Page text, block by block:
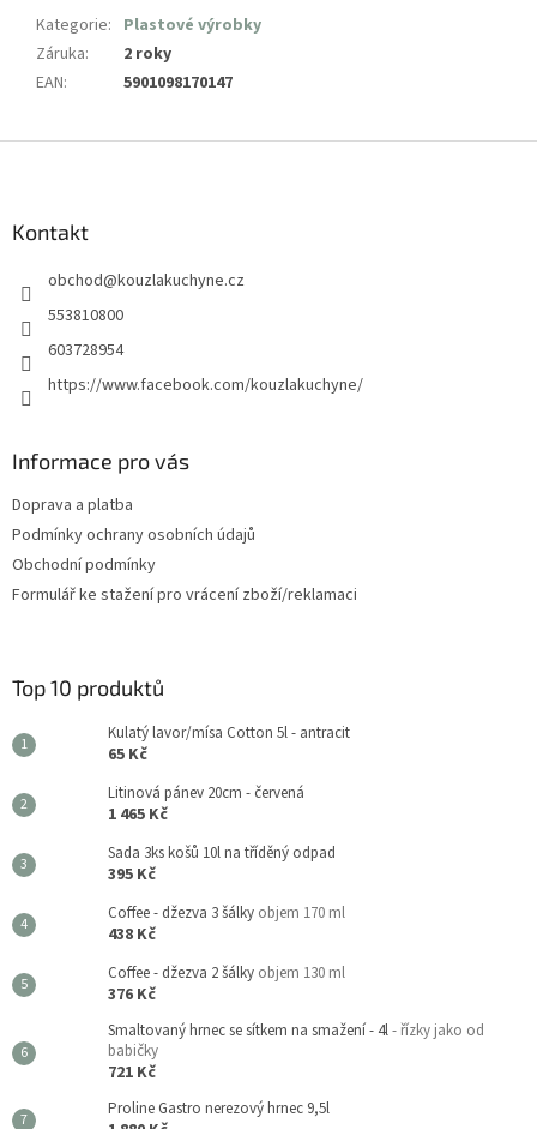
Kategorie: Plastové výrobky
Záruka:
2 roky
EAN: 5901098170147
Kontakt
obchod@kouzlakuchyne.cz
553810800
603728954
https://www.facebook.com/kouzlakuchyne/
Informace pro vás
Doprava a platba
Podmínky ochrany osobních údajů
Obchodní podmínky
Formulář ke stažení pro vrácení zboží/reklamaci
Top 10 produktů
Kulatý lavor/mísa Cotton 5l - antracit
65 Kč
Litinová pánev 20cm - červená
1 465 Kč
Sada 3ks košů 10l na tříděný odpad
395 Kč
Coffee - džezva 3 šálky objem 170 ml
438 Kč
Coffee - džezva 2 šálky objem 130 ml
376 Kč
Smaltovaný hrnec se sítkem na smažení - 4l- řízky jako od
babičky
721 Kč
Proline Gastro nerezový hrnec 9,5l